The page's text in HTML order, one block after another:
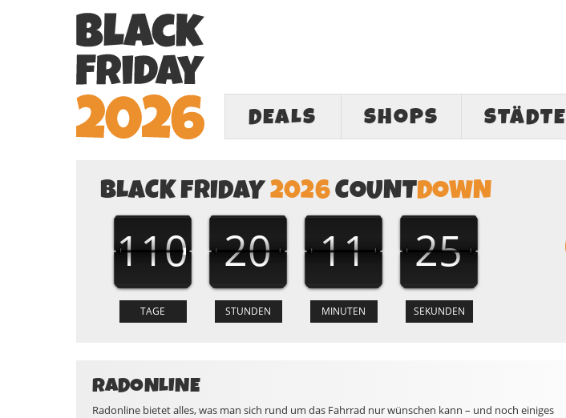
DEALS SHOPS STÄDTE
BLACK FRIDAY2026COUNTDOWN
110 20 11 24
RADONLINE
Radonline bietet alles, was man sich rund um das Fahrrad nur wünschen kann – und noch einiges